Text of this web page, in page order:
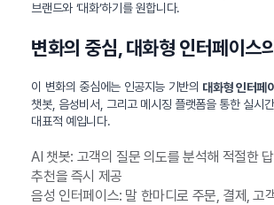
브랜드와 ‘대화’하기를 원합니다.
변화의 중심, 대화형 인터페이스
이 변화의 중심에는 인공지능 기반의 대화형 인터페
챗봇, 음성비서, 그리고 메시징 플랫폼을 통한 실시
대표적 예입니다.
AI 챗봇: 고객의 질문 의도를 분석해 적절한
추천을 즉시 제공
음성 인터페이스: 말 한마디로 주문, 결제, 고